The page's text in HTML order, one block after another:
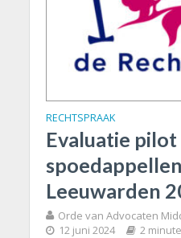
RECHTSPRAAK
Evaluatie pilot
Leeuwarden
Orde van Advocaten
12 juni 2024 2